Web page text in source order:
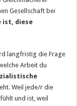
Gesellschaft bei
ist, diese
langfristig die Frage
Arbeit du
Weil jede/r die
und ist, weil